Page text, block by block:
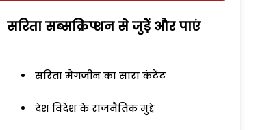
सरिता सब्सक्रिप्शन से जुड़ेें और पाएं
सरिता मैगजीन का सारा कंटेंट
देश विदेश के राजनैतिक मुद्दे